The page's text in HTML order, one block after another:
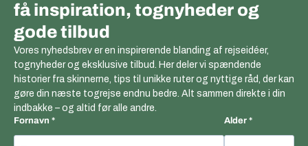
få inspiration, tognyheder og
gode tilbud
Vores nyhedsbrev er en inspirerende blanding af rejseidéer,
tognyheder og eksklusive tilbud. Her deler vi spændende
historier fra skinnerne, tips til unikke ruter og nyttige råd, der kan
gøre din næste togrejse endnu bedre. Alt sammen direkte i din
indbakke – og altid før alle andre.
Fornavn Alder